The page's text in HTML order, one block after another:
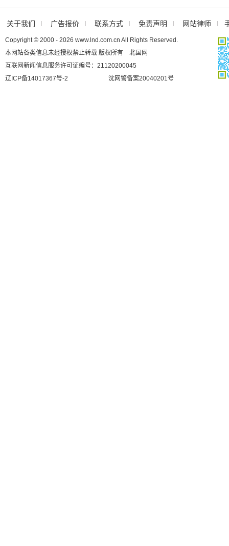
关于我们 广告报价 联系方式 免责声明 网站律师
Copyright © 2000 - 2026 www.lnd.com.cn All Rights Reserved.
本网站各类信息未经授权禁止转载 版权所有 北国网
互联网新闻信息服务许可证编号：21120200045
辽ICP备14017367号-2
沈网警备案20040201号